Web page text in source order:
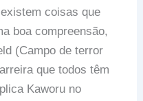
coisas que
boa compreensão,
(Campo de terror
que todos têm
Kaworu no